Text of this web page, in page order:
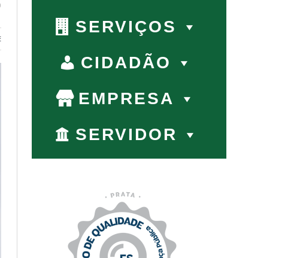
SERVIÇOS
CIDADÃO
EMPRESA
SERVIDOR